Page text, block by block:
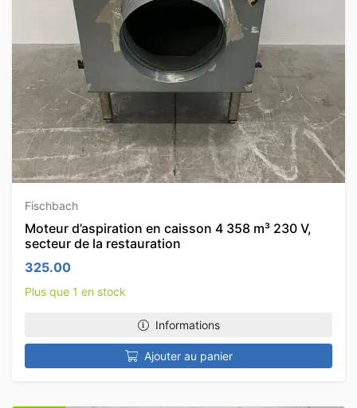
Fischbach
Moteur d’aspiration en caisson 4 358 m³ 230 V,
secteur de la restauration
325.00
Plus que 1 en stock
Informations
Ajouter au panier